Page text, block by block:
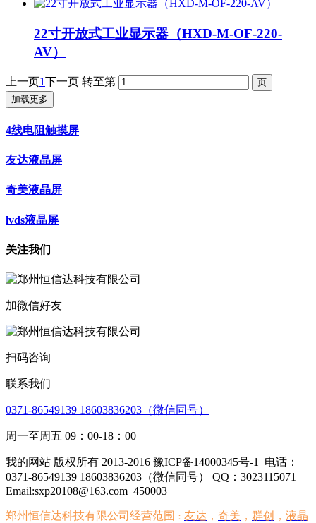
22寸开放式工业显示器（HXD-M-OF-220-
AV）
上一页1下一页 转至第
加载更多
4线电阻触摸屏
友达液晶屏
奇美液晶屏
lvds液晶屏
关注我们
加微信好友
扫码咨询
联系我们
0371-86549139 18603836203（微信同号）
周一至周五 09：00-18：00
我的网站 版权所有 2013-2016 豫ICP备14000345号-1
电话：
0371-86549139 18603836203（微信同号） QQ：3023115071
Email:sxp20108@163.com 450003
郑州恒信达科技有限公司经营范围 ： 友达 ， 奇美 ， 群创 ， 液晶